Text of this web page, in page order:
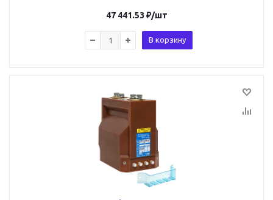
47 441.53 ₽/шт
В корзину